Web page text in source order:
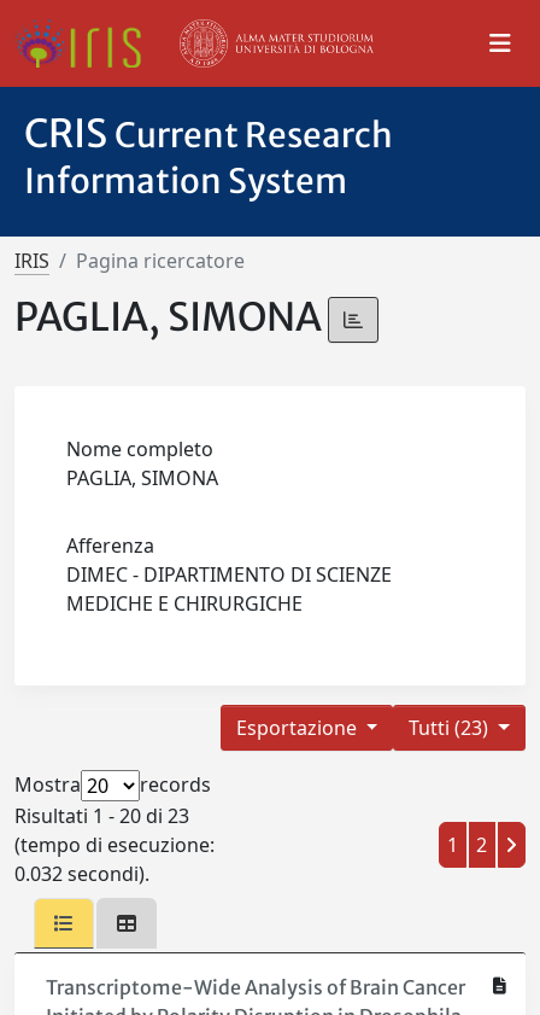
CRIS Current Research
Information System
IRIS Pagina ricercatore
PAGLIA, SIMONA
Nome completo
PAGLIA, SIMONA
Afferenza
DIMEC - DIPARTIMENTO DI SCIENZE
MEDICHE E CHIRURGICHE
Tutti (23)
Esportazione
Mostra
records
Risultati 1 - 20 di 23
(tempo di esecuzione:
0.032 secondi).
1 2
Transcriptome-Wide Analysis of Brain Cancer